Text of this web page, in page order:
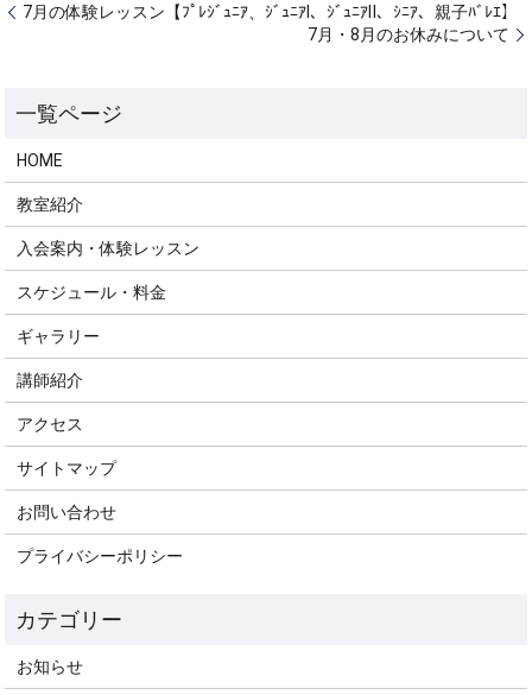
7月の体験レッスン【ﾌﾟﾚｼﾞｭﾆｱ、ｼﾞｭﾆｱⅠ、ｼﾞｭﾆｱⅡ、ｼﾆｱ、親子ﾊﾞﾚｴ】
7月・8月のお休みについて
HOME
教室紹介
入会案内・体験レッスン
スケジュール・料金
ギャラリー
講師紹介
アクセス
サイトマップ
お問い合わせ
プライバシーポリシー
お知らせ